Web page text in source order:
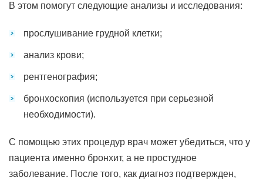
В этом помогут следующие анализы и исследования:
прослушивание грудной клетки;
анализ крови;
рентгенография;
бронхоскопия (используется при серьезной
необходимости).
С помощью этих процедур врач может убедиться, что у
пациента именно бронхит, а не простудное
заболевание. После того, как диагноз подтвержден,